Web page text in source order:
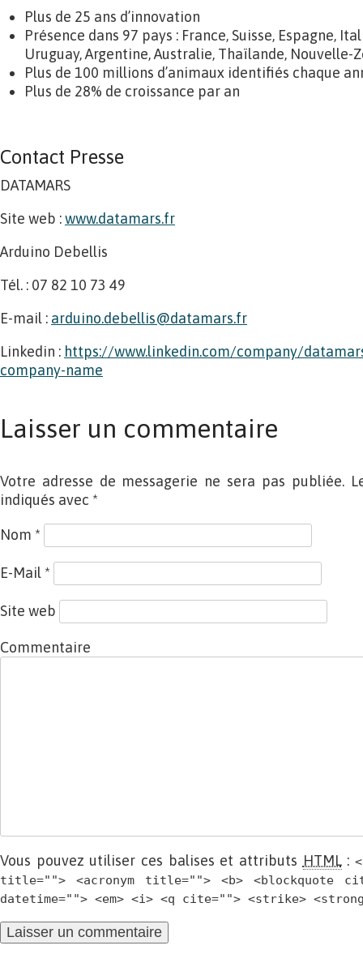
Plus de 25 ans d’innovation
Présence dans 97 pays : France, Suisse, Espagne,
Uruguay, Argentine, Australie, Thaïlande, Nouvelle-
Plus de 100 millions d’animaux identifiés chaque
Plus de 28% de croissance par an
Contact Presse
DATAMARS
Site web :www.datamars.fr
Arduino Debellis
Tél. : 07 82 10 73 49
E-mail : arduino.debellis@datamars.fr
Linkedin : https://www.linkedin.com/company/
company-name
Laisser un commentaire
Votre adresse de messagerie ne sera pas publiée.
indiqués avec *
Nom *
E-Mail *
Site web
Commentaire
Vous pouvez utiliser ces balises et attributs HTML:
title=""> <acronym title=""> <b> <blockquote
datetime=""> <em> <i> <q cite=""> <strike>